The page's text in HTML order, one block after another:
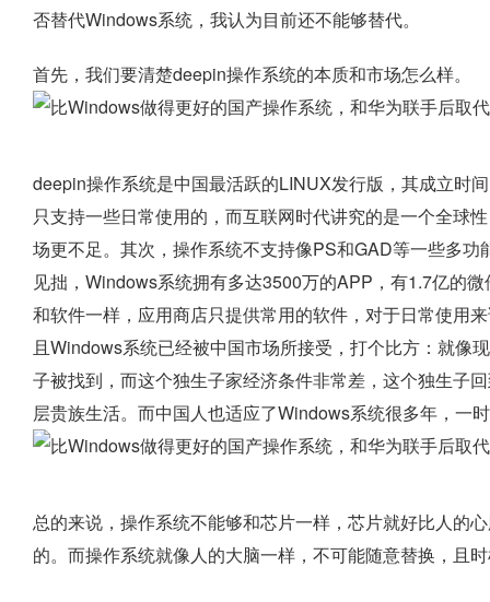
否替代Windows系统，我认为目前还不能够替代。
首先，我们要清楚deepin操作系统的本质和市场怎么样。
deepin操作系统是中国最活跃的LINUX发行版，其成立时
只支持一些日常使用的，而互联网时代讲究的是一个全球
场更不足。其次，操作系统不支持像PS和GAD等一些多
见拙，Windows系统拥有多达3500万的APP，有1.7亿的
和软件一样，应用商店只提供常用的软件，对于日常使用
且Windows系统已经被中国市场所接受，打个比方：就像
子被找到，而这个独生子家经济条件非常差，这个独生子
层贵族生活。而中国人也适应了Windows系统很多年，一
总的来说，操作系统不能够和芯片一样，芯片就好比人的
的。而操作系统就像人的大脑一样，不可能随意替换，且